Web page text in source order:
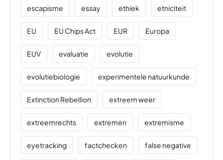
escapisme essay ethiek etniciteit
EU EU Chips Act EUR Europa
EUV evaluatie evolutie
evolutiebiologie experimentele natuurkunde
Extinction Rebellion extreem weer
extreemrechts extremen extremisme
eyetracking factchecken false negative